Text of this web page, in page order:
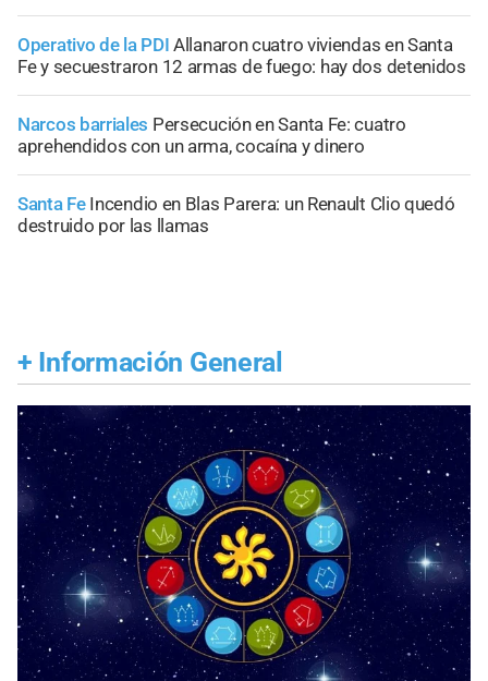
Operativo de la PDI Allanaron cuatro viviendas en Santa
Fe y secuestraron 12 armas de fuego: hay dos detenidos
Narcos barriales Persecución en Santa Fe: cuatro
aprehendidos con un arma, cocaína y dinero
Santa Fe Incendio en Blas Parera: un Renault Clio quedó
destruido por las llamas
+ Información General